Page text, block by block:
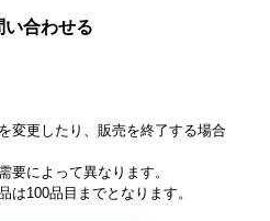
い合わせる
変更したり、販売を終了する場合
要によって異なります。
は100品目までとなります。